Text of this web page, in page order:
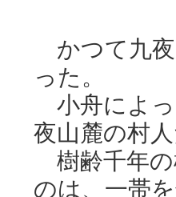
かつて九夜
った。
小舟によっ
夜山麓の村
樹齢千年の
のは、一帯